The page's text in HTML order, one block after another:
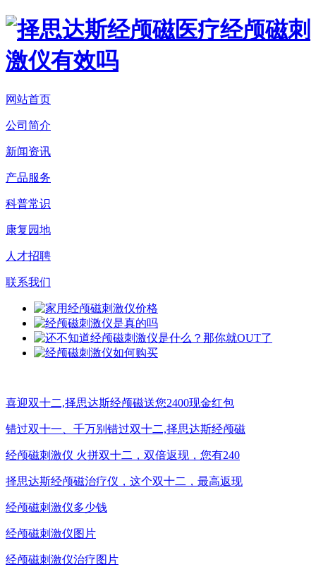
网站首页
公司简介
新闻资讯
产品服务
科普常识
康复园地
人才招聘
联系我们
喜迎双十二,择思达斯经颅磁送您2400现金红包
错过双十一、千万别错过双十二,择思达斯经颅磁
经颅磁刺激仪 火拼双十二，双倍返现，您有240
择思达斯经颅磁治疗仪，这个双十二，最高返现
经颅磁刺激仪多少钱
经颅磁刺激仪图片
经颅磁刺激仪治疗图片